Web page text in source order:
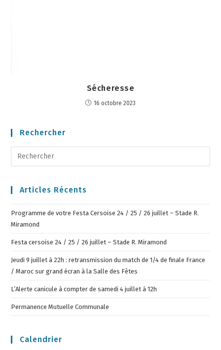
Sécheresse
16 octobre 2023
Rechercher
Articles Récents
Programme de votre Festa Cersoise 24 / 25 / 26 juillet – Stade R.
Miramond
Festa cersoise 24 / 25 / 26 juillet – Stade R. Miramond
Jeudi 9 juillet à 22h : retransmission du match de 1/4 de finale France
/ Maroc sur grand écran à la Salle des Fêtes
L’Alerte canicule à compter de samedi 4 juillet à 12h
Permanence Mutuelle Communale
Calendrier